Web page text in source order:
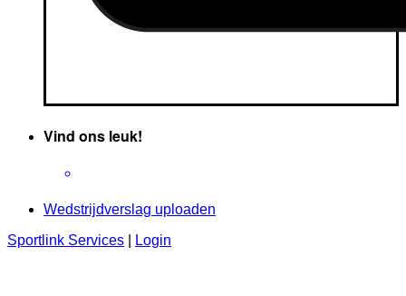
Vind ons leuk!
Wedstrijdverslag uploaden
Sportlink Services
Login